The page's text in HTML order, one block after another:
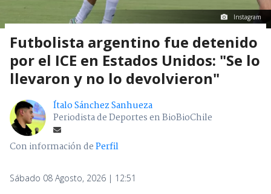
Instagram
Futbolista argentino fue detenido
por el ICE en Estados Unidos: "Se lo
llevaron y no lo devolvieron"
Ítalo Sánchez Sanhueza
Periodista de Deportes en BioBioChile
Con información dePerfil
Sábado 08 Agosto, 2026 | 12:51